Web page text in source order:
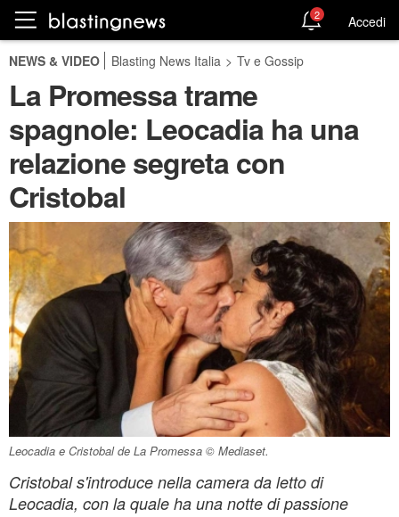
2 Accedi
NEWS & VIDEO Blasting News Italia > Tv e Gossip
La Promessa trame
spagnole: Leocadia ha una
relazione segreta con
Cristobal
Leocadia e Cristobal de La Promessa © Mediaset.
Cristobal s'introduce nella camera da letto di
Leocadia, con la quale ha una notte di passione